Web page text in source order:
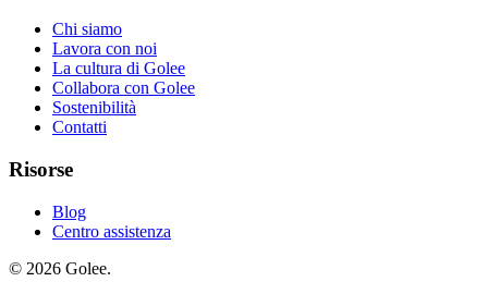
Chi siamo
Lavora con noi
La cultura di Golee
Collabora con Golee
Sostenibilità
Contatti
Risorse
Blog
Centro assistenza
© 2026 Golee.